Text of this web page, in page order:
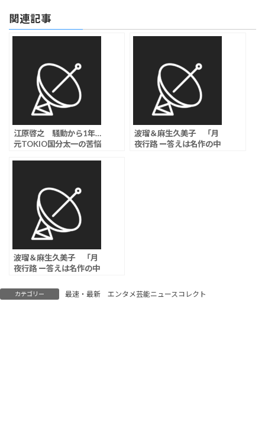
関連記事
江原啓之 騒動から1年…
元TOKIO国分太一の苦悩
れたそうです」
波瑠＆麻生久美子 「月
夜行路 ー答えは名作の中
波瑠＆麻生久美子 「月
夜行路 ー答えは名作の中
5.2％
カテゴリー 最速・最新 エンタメ芸能ニュースコレクト